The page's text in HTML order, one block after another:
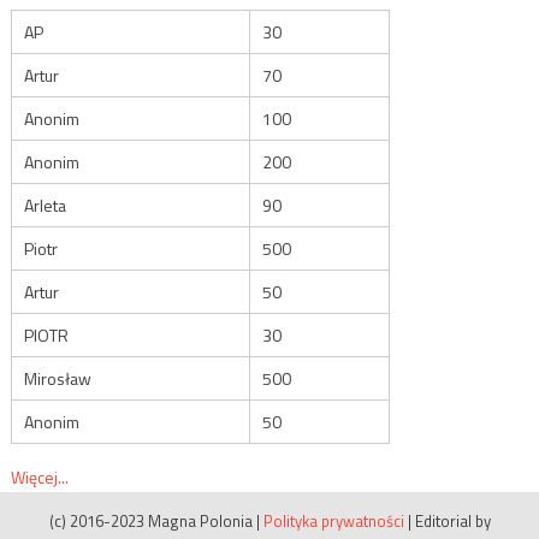
AP
30
Artur
70
Anonim
100
Anonim
200
Arleta
90
Piotr
500
Artur
50
PIOTR
30
Mirosław
500
Anonim
50
Więcej...
(c) 2016-2023 Magna Polonia | Polityka prywatności | Editorial by